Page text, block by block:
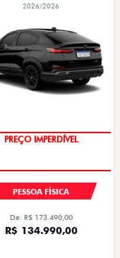
2026/2026
PESSOA FÍSICA
De: R$ 173.490,00
R$ 134.990,00